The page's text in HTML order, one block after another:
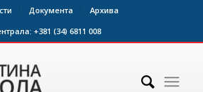
Документа
Архива
+381 (34) 6811 008